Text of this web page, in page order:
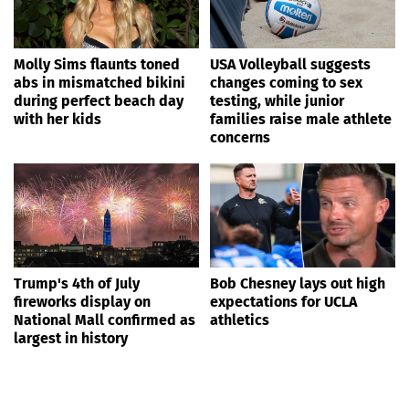
Molly Sims flaunts toned
abs in mismatched bikini
during perfect beach day
with her kids
USA Volleyball suggests
changes coming to sex
testing, while junior
families raise male athlete
concerns
Trump's 4th of July
fireworks display on
National Mall confirmed as
largest in history
Bob Chesney lays out high
expectations for UCLA
athletics